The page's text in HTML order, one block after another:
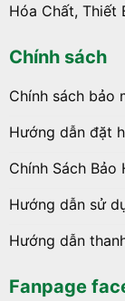
Hóa Chất, Thiết
Chính sách
Chính sách bảo
Hướng dẫn đặt
Chính Sách Bảo
Hướng dẫn sử
Hướng dẫn
Fanpage